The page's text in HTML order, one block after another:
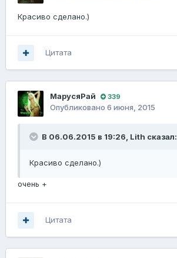
Красиво сделано.)
Цитата
МарусяРай 339
Опубликовано 6 июня, 2015
В 06.06.2015 в 19:26, Lith сказал:
Красиво сделано.)
очень +
Цитата